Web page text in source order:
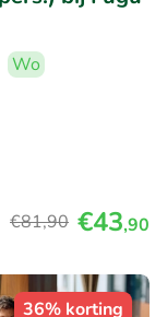
Wo
€81,90 €43,90
36% korting